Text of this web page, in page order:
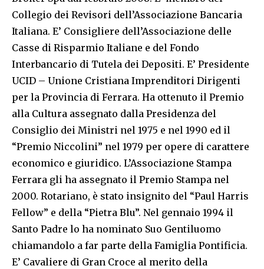
Collegio dei Revisori dell’Associazione Bancaria
Italiana. E’ Consigliere dell’Associazione delle
Casse di Risparmio Italiane e del Fondo
Interbancario di Tutela dei Depositi. E’ Presidente
UCID – Unione Cristiana Imprenditori Dirigenti
per la Provincia di Ferrara. Ha ottenuto il Premio
alla Cultura assegnato dalla Presidenza del
Consiglio dei Ministri nel 1975 e nel 1990 ed il
“Premio Niccolini” nel 1979 per opere di carattere
economico e giuridico. L’Associazione Stampa
Ferrara gli ha assegnato il Premio Stampa nel
2000. Rotariano, è stato insignito del “Paul Harris
Fellow” e della “Pietra Blu”. Nel gennaio 1994 il
Santo Padre lo ha nominato Suo Gentiluomo
chiamandolo a far parte della Famiglia Pontificia.
E’ Cavaliere di Gran Croce al merito della